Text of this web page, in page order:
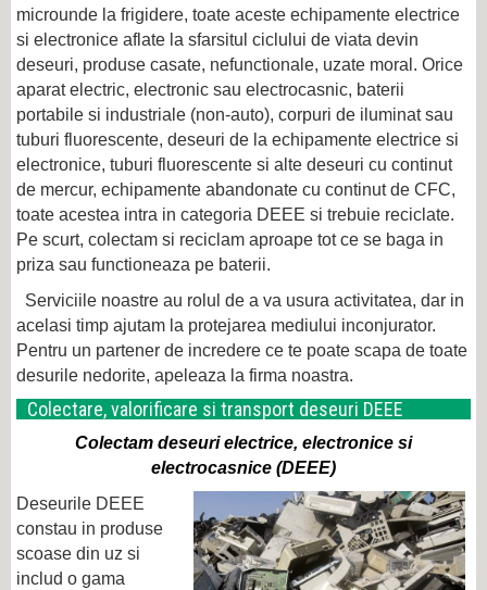
microunde la frigidere, toate aceste echipamente electrice
si electronice aflate la sfarsitul ciclului de viata devin
deseuri, produse casate, nefunctionale, uzate moral. Orice
aparat electric, electronic sau electrocasnic, baterii
portabile si industriale (non-auto), corpuri de iluminat sau
tuburi fluorescente, deseuri de la echipamente electrice si
electronice, tuburi fluorescente si alte deseuri cu continut
de mercur, echipamente abandonate cu continut de CFC,
toate acestea intra in categoria DEEE si trebuie reciclate.
Pe scurt, colectam si reciclam aproape tot ce se baga in
priza sau functioneaza pe baterii.
Serviciile noastre au rolul de a va usura activitatea, dar in
acelasi timp ajutam la protejarea mediului inconjurator.
Pentru un partener de incredere ce te poate scapa de toate
desurile nedorite, apeleaza la firma noastra.
Colectare, valorificare si transport deseuri DEEE
Colectam deseuri electrice, electronice si
electrocasnice (DEEE)
Deseurile DEEE
constau in produse
scoase din uz si
includ o gama